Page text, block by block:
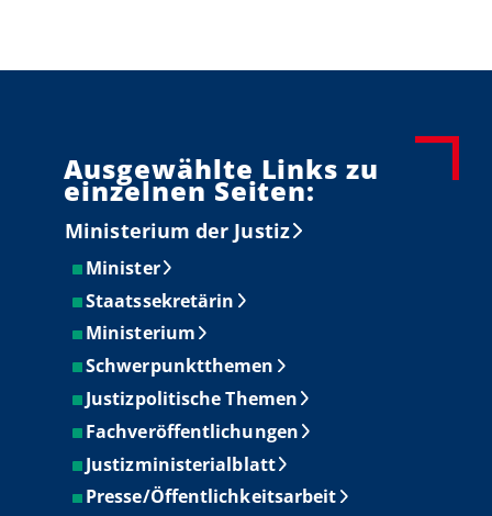
Ausgewählte Links zu
einzelnen Seiten:
Ministerium der Justiz
Minister
Staatssekretärin
Ministerium
Schwerpunktthemen
Justizpolitische Themen
Fachveröffentlichungen
Justizministerialblatt
Presse/Öffentlichkeitsarbeit